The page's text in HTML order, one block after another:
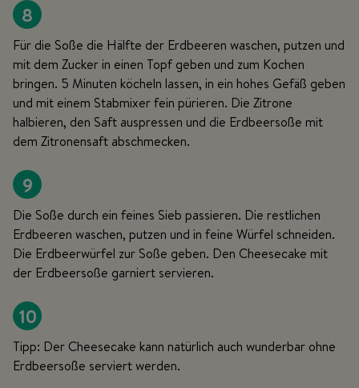
8
Für die Soße die Hälfte der Erdbeeren waschen, putzen und
mit dem Zucker in einen Topf geben und zum Kochen
bringen. 5 Minuten köcheln lassen, in ein hohes Gefäß geben
und mit einem Stabmixer fein pürieren. Die Zitrone
halbieren, den Saft auspressen und die Erdbeersoße mit
dem Zitronensaft abschmecken.
9
Die Soße durch ein feines Sieb passieren. Die restlichen
Erdbeeren waschen, putzen und in feine Würfel schneiden.
Die Erdbeerwürfel zur Soße geben. Den Cheesecake mit
der Erdbeersoße garniert servieren.
10
Tipp: Der Cheesecake kann natürlich auch wunderbar ohne
Erdbeersoße serviert werden.